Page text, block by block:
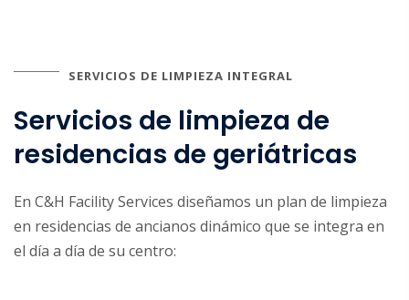
SERVICIOS DE LIMPIEZA INTEGRAL
Servicios de limpieza de
residencias de geriátricas
En C&H Facility Services diseñamos un plan de limpieza
en residencias de ancianos dinámico que se integra en
el día a día de su centro: